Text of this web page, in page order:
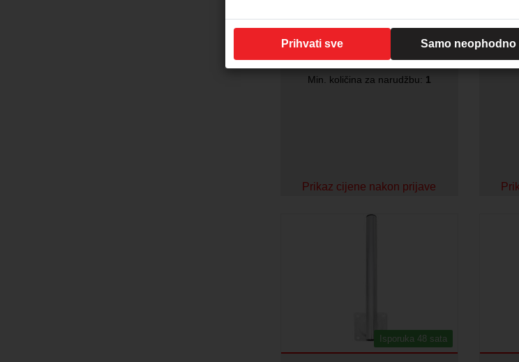
Šifra:OUTV200T
Prikladan za većinu televizora
veličine 23"–42".
Min. količina za narudžbu: 1
Prikaz cijene nakon prijave
Isporuka 48 sata
Prihvati sve Samo neophodno